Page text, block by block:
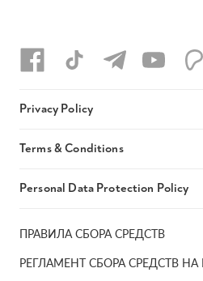
ПРАВИЛА СБОРА СРЕДСТВ
РЕГЛАМЕНТ СБОРА СРЕДСТВ
Privacy Policy
Terms & Conditions
Personal Data Protection Policy